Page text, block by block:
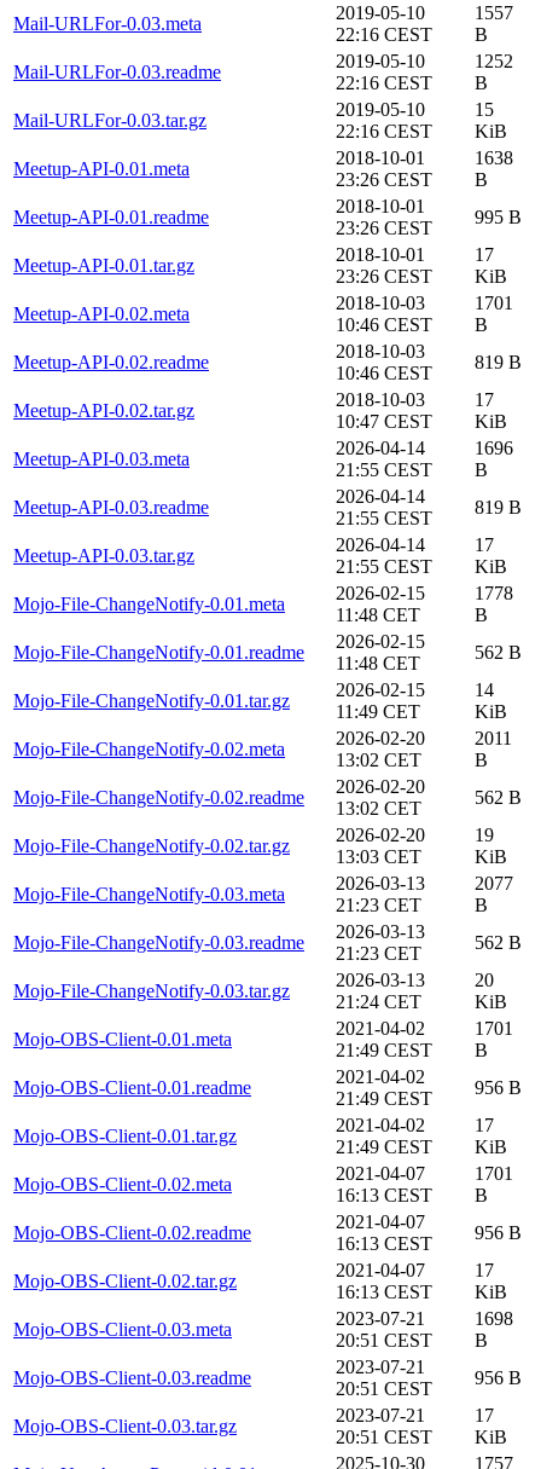
Mail-URLFor-0.03.meta
2019-05-10
22:16 CEST
1557
B
Mail-URLFor-0.03.readme
2019-05-10
22:16 CEST
1252
B
Mail-URLFor-0.03.tar.gz
2019-05-10
22:16 CEST
15
KiB
Meetup-API-0.01.meta
2018-10-01
23:26 CEST
1638
B
Meetup-API-0.01.readme
2018-10-01
23:26 CEST
995 B
Meetup-API-0.01.tar.gz
2018-10-01
23:26 CEST
17
KiB
Meetup-API-0.02.meta
2018-10-03
10:46 CEST
1701
B
Meetup-API-0.02.readme
2018-10-03
10:46 CEST
819 B
Meetup-API-0.02.tar.gz
2018-10-03
10:47 CEST
17
KiB
Meetup-API-0.03.meta
2026-04-14
21:55 CEST
1696
B
Meetup-API-0.03.readme
2026-04-14
21:55 CEST
819 B
Meetup-API-0.03.tar.gz
2026-04-14
21:55 CEST
17
KiB
Mojo-File-ChangeNotify-0.01.meta
2026-02-15
11:48 CET
1778
B
Mojo-File-ChangeNotify-0.01.readme
2026-02-15
11:48 CET
562 B
Mojo-File-ChangeNotify-0.01.tar.gz
2026-02-15
11:49 CET
14
KiB
Mojo-File-ChangeNotify-0.02.meta
2026-02-20
13:02 CET
2011
B
Mojo-File-ChangeNotify-0.02.readme
2026-02-20
13:02 CET
562 B
Mojo-File-ChangeNotify-0.02.tar.gz
2026-02-20
13:03 CET
19
KiB
Mojo-File-ChangeNotify-0.03.meta
2026-03-13
21:23 CET
2077
B
Mojo-File-ChangeNotify-0.03.readme
2026-03-13
21:23 CET
562 B
Mojo-File-ChangeNotify-0.03.tar.gz
2026-03-13
21:24 CET
20
KiB
Mojo-OBS-Client-0.01.meta
2021-04-02
21:49 CEST
1701
B
Mojo-OBS-Client-0.01.readme
2021-04-02
21:49 CEST
956 B
Mojo-OBS-Client-0.01.tar.gz
2021-04-02
21:49 CEST
17
KiB
Mojo-OBS-Client-0.02.meta
2021-04-07
16:13 CEST
1701
B
Mojo-OBS-Client-0.02.readme
2021-04-07
16:13 CEST
956 B
Mojo-OBS-Client-0.02.tar.gz
2021-04-07
16:13 CEST
17
KiB
Mojo-OBS-Client-0.03.meta
2023-07-21
20:51 CEST
1698
B
Mojo-OBS-Client-0.03.readme
2023-07-21
20:51 CEST
956 B
Mojo-OBS-Client-0.03.tar.gz
2023-07-21
20:51 CEST
17
KiB
2025-10-30
1757